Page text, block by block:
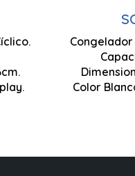
850 x 770 x 560
Congelador
Color